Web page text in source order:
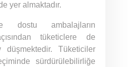
yer almaktadır.
dostu ambalajların
tüketiclere de
Tüketiciler
sürdürülebilirliğe